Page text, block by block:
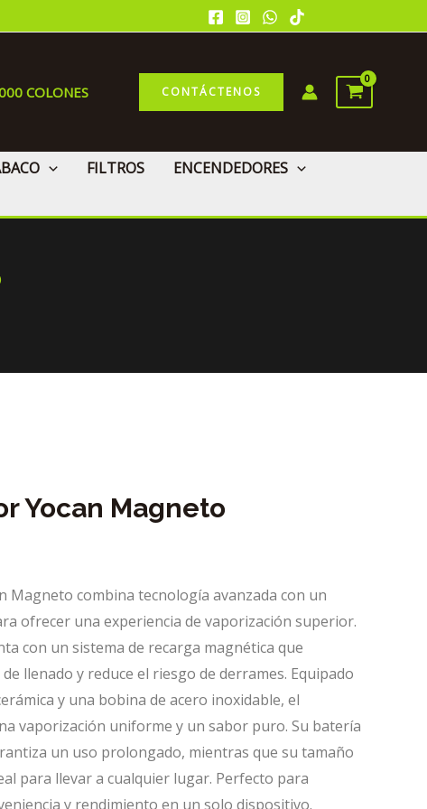
COLONES CONTÁCTENOS
FILTROS
ENCENDEDORES
Yocan Magneto
Magneto combina tecnología avanzada con un
ofrecer una experiencia de vaporización superior.
con un sistema de recarga magnética que
llenado y reduce el riesgo de derrames. Equipado
y una bobina de acero inoxidable, el
vaporización uniforme y un sabor puro. Su batería
un uso prolongado, mientras que su tamaño
para llevar a cualquier lugar. Perfecto para
y rendimiento en un solo dispositivo.